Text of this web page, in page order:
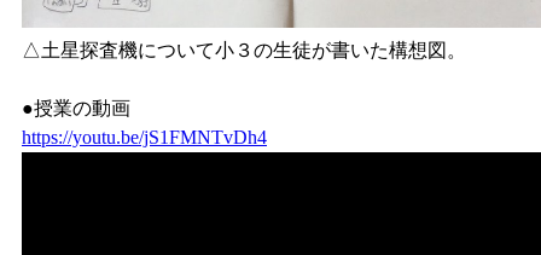
△土星探査機について小３の生徒が書いた構想図。
●授業の動画
https://youtu.be/jS1FMNTvDh4